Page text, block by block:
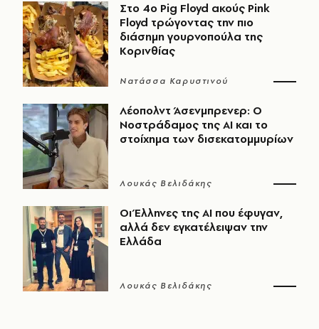
Στο 4ο Pig Floyd ακούς Pink
Floyd τρώγοντας την πιο
διάσημη γουρνοπούλα της
Κορινθίας
Νατάσσα Καρυστινού
Λέοπολντ Άσενμπρενερ: Ο
Νοστράδαμος της AI και το
στοίχημα των δισεκατομμυρίων
Λουκάς Βελιδάκης
Οι Έλληνες της ΑΙ που έφυγαν,
αλλά δεν εγκατέλειψαν την
Ελλάδα
Λουκάς Βελιδάκης